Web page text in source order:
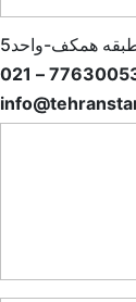
همکف-واحد5